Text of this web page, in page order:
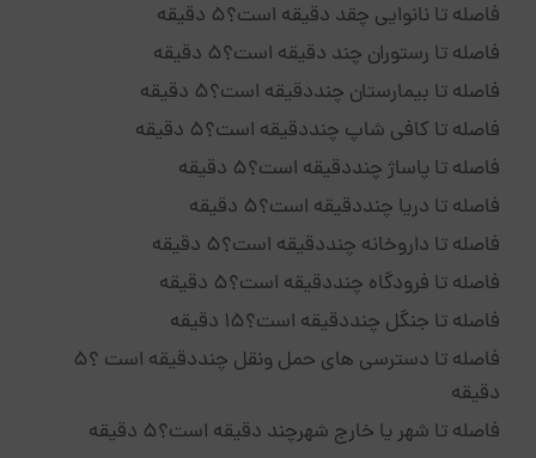
فاصله تا نانوایی چقد دقیقه است؟5 دقیقه
فاصله تا رستوران چند دقیقه است؟5 دقیقه
فاصله تا بیمارستان چنددقیقه است؟5 دقیقه
فاصله تا کافی شاپ چنددقیقه است؟5 دقیقه
فاصله تا پاساژ چنددقیقه است؟5 دقیقه
فاصله تا دریا چنددقیقه است؟5 دقیقه
فاصله تا داروخانه چنددقیقه است؟5 دقیقه
فاصله تا فرودگاه چنددقیقه است؟5 دقیقه
فاصله تا جنگل چنددقیقه است؟15 دقیقه
فاصله تا دسترسی های حمل ونقل چنددقیقه است ؟5
دقیقه
فاصله تا شهر یا خارج شهرچند دقیقه است؟5 دقیقه